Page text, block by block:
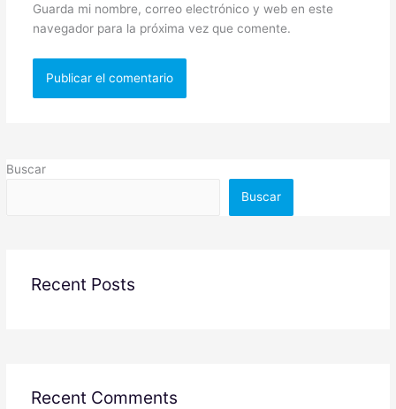
Guarda mi nombre, correo electrónico y web en este
navegador para la próxima vez que comente.
Buscar
Buscar
Recent Posts
Recent Comments